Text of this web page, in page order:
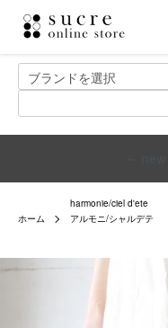
ホーム
harmonie/ciel d'ete
アルモニ/シャルデテ